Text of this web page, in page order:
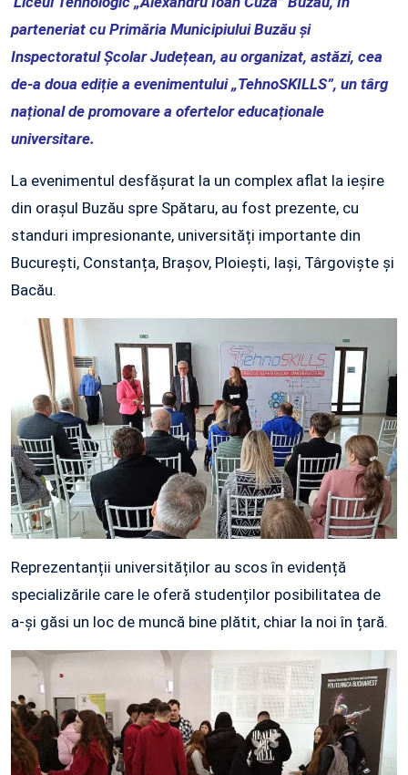
parteneriat cu Primăria Municipiului Buzău și
Inspectoratul Școlar Județean, au organizat, astăzi, cea
de-a doua ediție a evenimentului „TehnoSKILLS”, un târg
național de promovare a ofertelor educaționale
universitare.
La evenimentul desfășurat la un complex aflat la ieșire
din orașul Buzău spre Spătaru, au fost prezente, cu
standuri impresionante, universități importante din
București, Constanța, Brașov, Ploiești, Iași, Târgoviște și
Bacău.
Reprezentanții universităților au scos în evidență
specializările care le oferă studenților posibilitatea de
a-și găsi un loc de muncă bine plătit, chiar la noi în țară.